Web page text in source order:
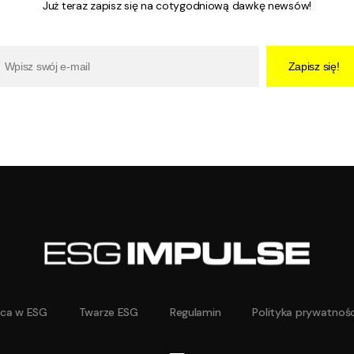
Już teraz zapisz się na cotygodniową dawkę newsów!
Zapisz się!
w ESG Twarze ESG Regulamin Polityka